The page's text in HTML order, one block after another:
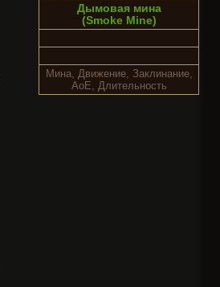
Дымовая мина
(Smoke Mine)
Мина, Движение, Заклинание,
AoE, Длительность